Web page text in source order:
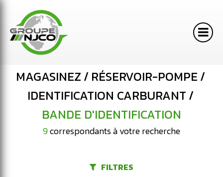
MAGASINEZ
RÉSERVOIR-POMPE
IDENTIFICATION CARBURANT
BANDE D'IDENTIFICATION
9correspondants à votre recherche
FILTRES